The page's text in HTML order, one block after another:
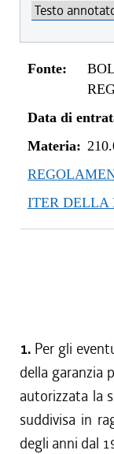
Fonte:
Data di
Materia:
ITER DELLA
1. Per gli
della garanzia
autorizzata la
suddivisa in
degli anni dal